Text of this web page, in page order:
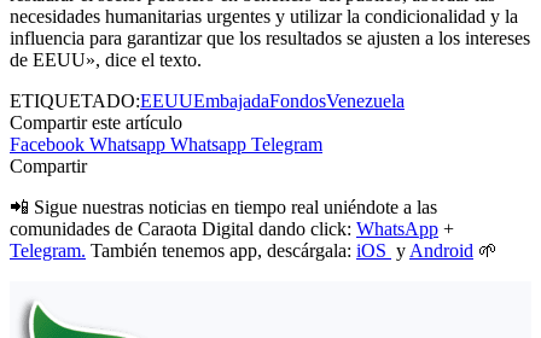
necesidades humanitarias urgentes y utilizar la condicionalidad y la
influencia para garantizar que los resultados se ajusten a los intereses
de EEUU», dice el texto.
ETIQUETADO:EEUUEmbajadaFondosVenezuela
Compartir este artículo
Facebook Whatsapp Whatsapp Telegram
Compartir
📲 Sigue nuestras noticias en tiempo real uniéndote a las
comunidades de Caraota Digital dando click: WhatsApp +
Telegram. También tenemos app, descárgala: iOS y Android 🌱